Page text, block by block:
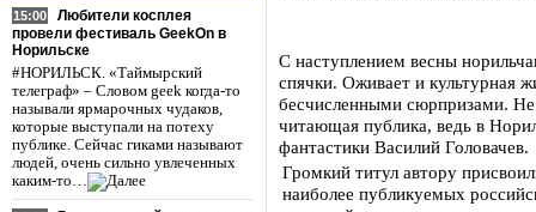
15:00
Любители косплея
провели фестиваль GeekOn в
Норильске
#НОРИЛЬСК. «Таймырский
телеграф» – Словом geek когда-то
называли ярмарочных чудаков,
которые выступали на потеху
публике. Сейчас гиками называют
людей, очень сильно увлеченных
каким-то…
С наступлением весны
спячки. Оживает и культурная
бесчисленными сюрпризами. Не
читающая публика, ведь в
фантастики Василий Головачев.
Громкий титул автору
наиболее публикуемых